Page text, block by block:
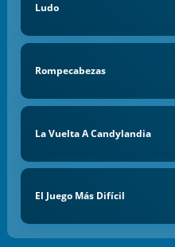
Ludo
Rompecabezas
La Vuelta A Candylandia
El Juego Más Difícil